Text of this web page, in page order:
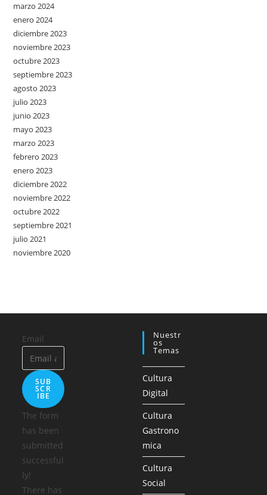
marzo 2024
enero 2024
diciembre 2023
noviembre 2023
octubre 2023
septiembre 2023
agosto 2023
julio 2023
junio 2023
mayo 2023
marzo 2023
febrero 2023
enero 2023
diciembre 2022
noviembre 2022
octubre 2022
septiembre 2021
julio 2021
noviembre 2020
Email
SUB
SCR
IBE
The form
has been
submitted
successful
ly!
There has
Nuestr
Os
Temas
Cultura
Digital
Cultura
Gastrono
mica
Cultura
Social